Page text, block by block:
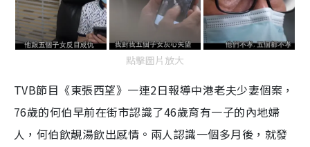
點擊圖片放大
TVB節目《東張西望》一連2日報導中港老夫少妻個案，
76歲的何伯早前在街市認識了46歲育有一子的內地婦
人，何伯飲靚湯飲出感情。兩人認識一個多月後，就發